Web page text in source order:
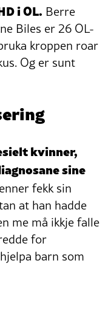
i OL. Berre
Biles er 26 OL-
kroppen roar
Og er sunt
kvinner,
sine
fekk sin
at han hadde
me må ikkje falle
for
barn som